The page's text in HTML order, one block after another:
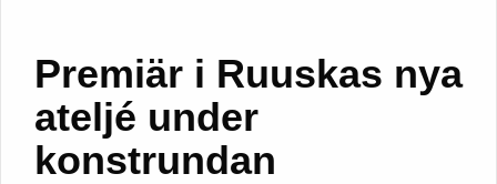
Premiär i Ruuskas nya
ateljé under
konstrundan